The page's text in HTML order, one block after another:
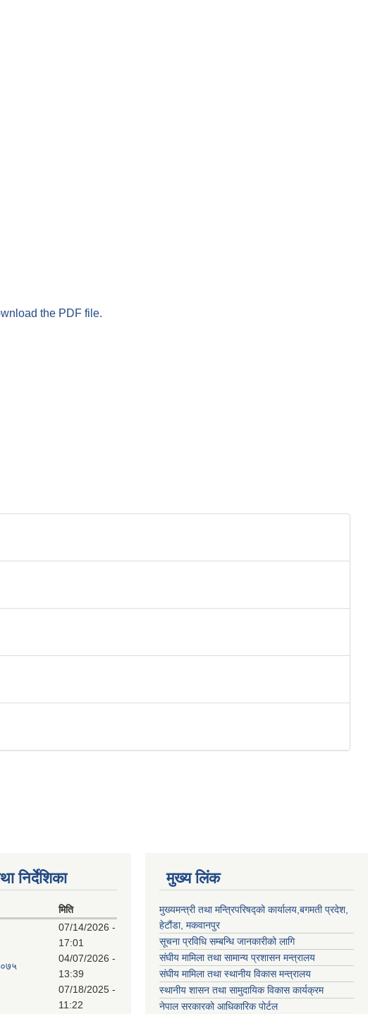
the PDF file.
निर्देशिका
मिति
07/14/2026 -
17:01
04/07/2026 -
13:39
07/18/2025 -
11:22
मुख्य लिंक
मुख्यमन्त्री तथा मन्त्रिपरिषद्को कार्यालय,बगमती प्रदेश,
हेटौंडा, मकवानपुर
सूचना प्रविधि सम्बन्धि जानकारीको लागि
संघीय मामिला तथा सामान्य प्रशासन मन्त्रालय
संघीय मामिला तथा स्थानीय विकास मन्त्रालय
स्थानीय शासन तथा सामुदायिक विकास कार्यक्रम
नेपाल सरकारको आधिकारिक पोर्टल